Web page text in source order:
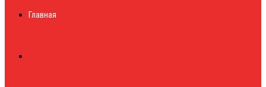
журналГлавная